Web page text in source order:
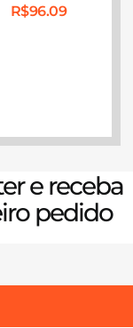
R$96.09
e receba
pedido